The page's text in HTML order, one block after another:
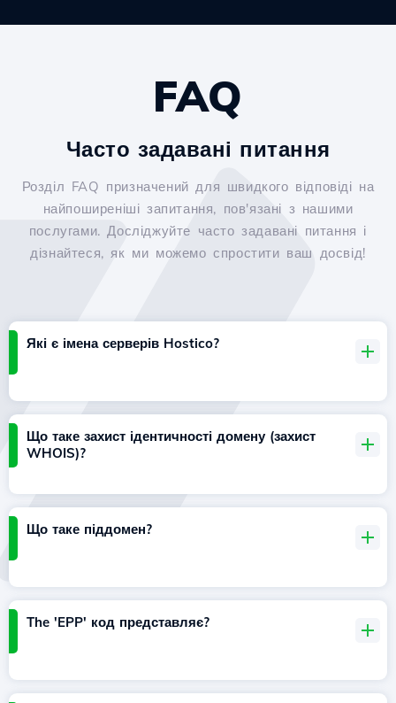
FAQ
Часто задавані питання
Розділ FAQ призначений для швидкого відповіді на
найпоширеніші запитання, пов'язані з нашими
послугами. Досліджуйте часто задавані питання і
дізнайтеся, як ми можемо спростити ваш досвід!
Які є імена серверів Hostico?
Що таке захист ідентичності домену (захист
WHOIS)?
Що таке піддомен?
The 'EPP' код представляє?